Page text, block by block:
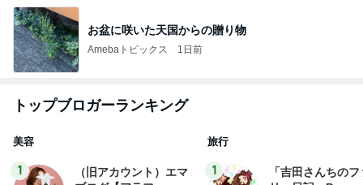
お盆に咲いた天国からの贈り物
Amebaトピックス 1日前
トップブロガーランキング
美容
1
（旧アカウント）エマ
旅行
1
「吉田さんちの